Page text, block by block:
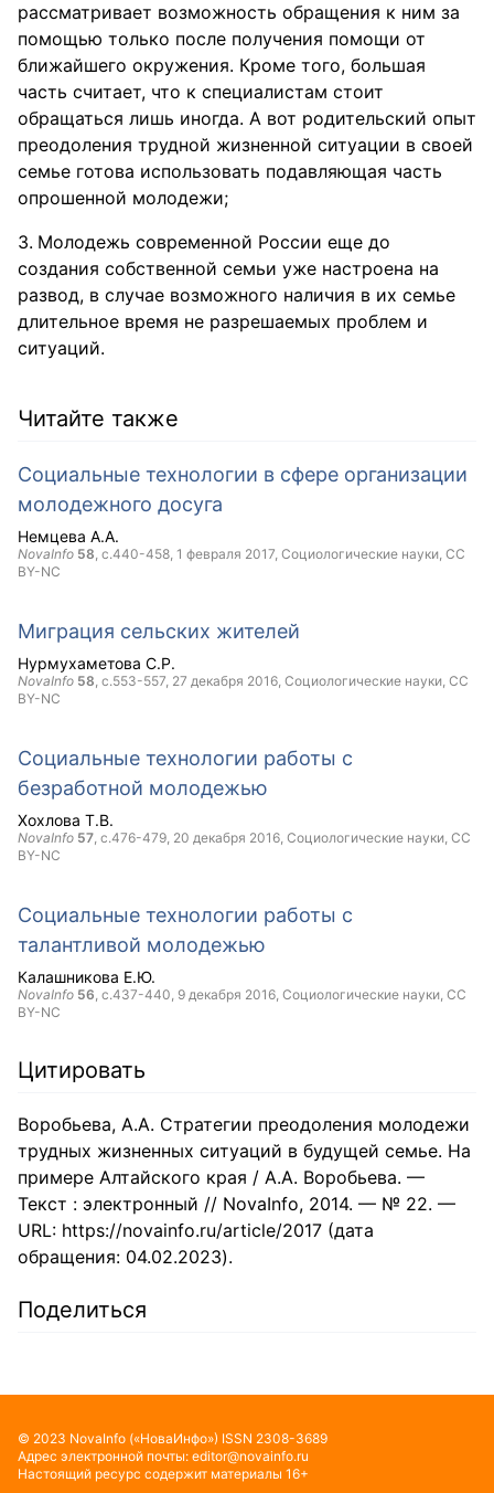
рассматривает возможность обращения к ним за
помощью только после получения помощи от
ближайшего окружения. Кроме того, большая
часть считает, что к специалистам стоит
обращаться лишь иногда. А вот родительский опыт
преодоления трудной жизненной ситуации в своей
семье готова использовать подавляющая часть
опрошенной молодежи;
Молодежь современной России еще до
создания собственной семьи уже настроена на
развод, в случае возможного наличия в их семье
длительное время не разрешаемых проблем и
ситуаций.
Читайте также
Социальные технологии в сфере организации
молодежного досуга
Немцева А.А.
NovaInfo 58, с.440-458, 1 февраля 2017, Социологические науки, CC
BY-NC
Миграция сельских жителей
Нурмухаметова С.Р.
NovaInfo 58, с.553-557, 27 декабря 2016, Социологические науки, CC
BY-NC
Социальные технологии работы с
безработной молодежью
Хохлова Т.В.
NovaInfo 57, с.476-479, 20 декабря 2016, Социологические науки, CC
BY-NC
Социальные технологии работы с
талантливой молодежью
Калашникова Е.Ю.
NovaInfo 56, с.437-440, 9 декабря 2016, Социологические науки, CC
BY-NC
Цитировать
Воробьева, А.А. Стратегии преодоления молодежи
трудных жизненных ситуаций в будущей семье. На
примере Алтайского края / А.А. Воробьева. —
Текст : электронный // NovaInfo, 2014. — № 22. —
URL: https://novainfo.ru/article/2017 (дата
обращения: 04.02.2023).
Поделиться
© 2023 NovaInfo («НоваИнфо») ISSN 2308-3689
Адрес электронной почты: editor@novainfo.ru
Настоящий ресурс содержит материалы 16+